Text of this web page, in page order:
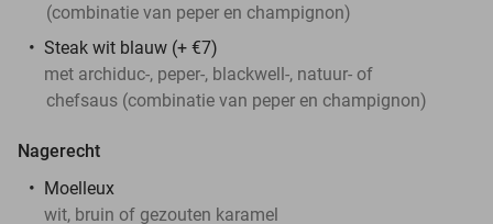
(combinatie van peper en champignon)
Steak wit blauw (+ €7)
met archiduc-, peper-, blackwell-, natuur- of
chefsaus (combinatie van peper en champignon)
Nagerecht
Moelleux
wit, bruin of gezouten karamel